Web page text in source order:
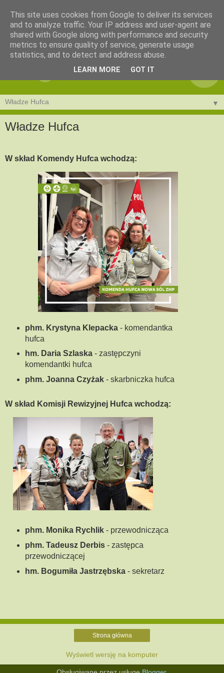
▼
Władze Hufca
W skład Komendy Hufca wchodzą:
phm. Krystyna Klepacka- komendantka
hufca
hm. Daria Szlaska- zastępczyni
komendantki hufca
phm. Joanna Czyżak- skarbniczka hufca
W skład Komisji Rewizyjnej Hufca wchodzą:
phm. Monika Rychlik - przewodnicząca
phm. Tadeusz Derbis - zastępca
przewodniczącej
hm. Bogumiła Jastrzębska - sekretarz
Strona główna
Wyświetl wersję na komputer
This site uses cookies from Google to deliver its services
and to analyze traffic. Your IP address and user-agent are
shared with Google along with performance and security
metrics to ensure quality of service, generate usage
statistics, and to detect and address abuse.
LEARN MORE GOT IT